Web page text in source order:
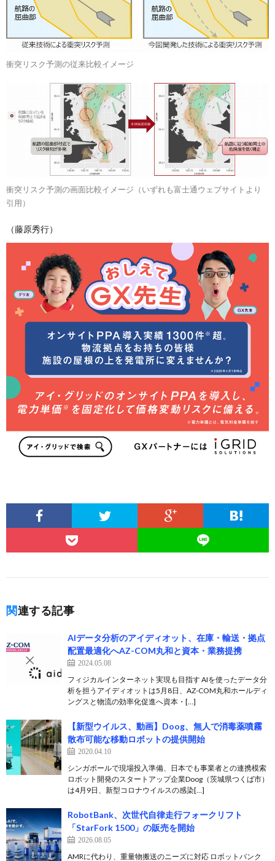
衝突リスク予測の従来比較イメージ
衝突リスク予測の画面比較イメージ（いずれも富士通ウェブサイトより
引用）
（藤原秀行）
関連する記事
AIデータ分析のアイディオット、在庫・輸送・拠点
配置最適化へAZ-COM丸和と資本・業務提携
2024.05.08
フィジカルインターネット実現も目指す AIを使ったデータ分
析を担うアイディオットは5月8日、AZ-COM丸和ホールディ
ングスと物流の効率化促進へ資本・[…]
【新型ウイルス、動画】Doog、無人で消毒薬噴霧
散布可能な移動ロボットの提供開始
2020.04.10
シンガポールで現場投入準備、日本でも事業者との連携模索
ロボット開発のスタートアップ企業Doog（茨城県つくば市）
は4月9日、新型コロナウイルスの感染[…]
RobotBank、次世代自律走行フォークリフト
「StarFork 1500」の販売を開始
2026.08.05
AMRに代わり、重量物搬送のニーズに対応 ロボットバンク